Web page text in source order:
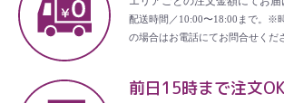
配送時間／10:00〜18:00まで。※
の場合はお電話にてお問合せくだ
前日15時まで注文OK